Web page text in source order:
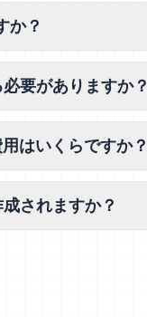
か？
要がありますか？
はいくらですか？
されますか？